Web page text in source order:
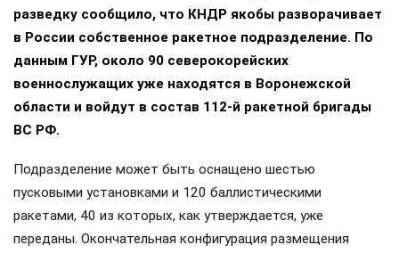
разведку сообщило, что КНДР якобы разворачивает
в России собственное ракетное подразделение. По
данным ГУР, около 90 северокорейских
военнослужащих уже находятся в Воронежской
области и войдут в состав 112-й ракетной бригады
ВС РФ.
Подразделение может быть оснащено шестью
пусковыми установками и 120 баллистическими
ракетами, 40 из которых, как утверждается, уже
переданы. Окончательная конфигурация размещения